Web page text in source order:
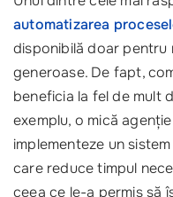
automatizarea
disponibilă doar
generoase. De fapt,
beneficia la fel de mult
exemplu, o mică
implementeze un
care reduce timpul
ceea ce le-a permis să